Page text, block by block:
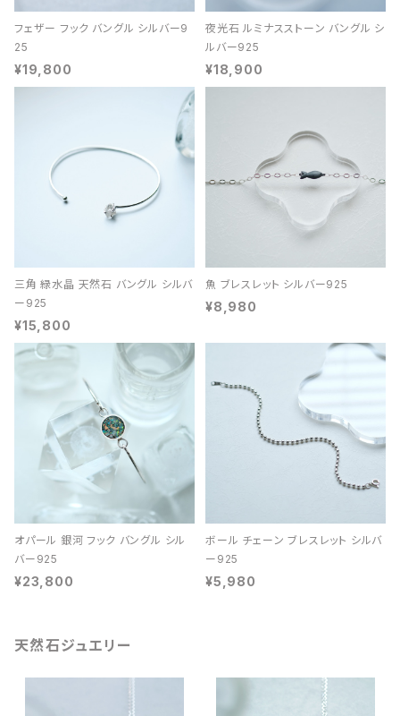
フェザー フック バングル シルバー9
25
¥19,800
夜光石 ルミナスストーン バングル シ
ルバー925
¥18,900
三角 緑水晶 天然石 バングル シルバ
ー925
¥15,800
魚 ブレスレット シルバー925
¥8,980
オパール 銀河 フック バングル シル
バー925
¥23,800
ボール チェーン ブレスレット シルバ
ー925
¥5,980
天然石ジュエリー